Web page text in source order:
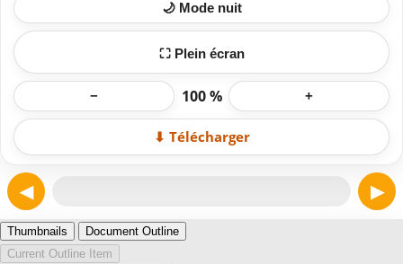
🌙 Mode nuit
⛶ Plein écran
− 100 % +
⬇ Télécharger
◀ ▶
Thumbnails
Document Outline
Current Outline Item